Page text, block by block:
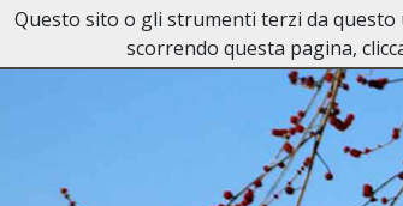
Necrologi Ivrea
Questo sito o gli strumenti terzi da
scorrendo questa pagina,